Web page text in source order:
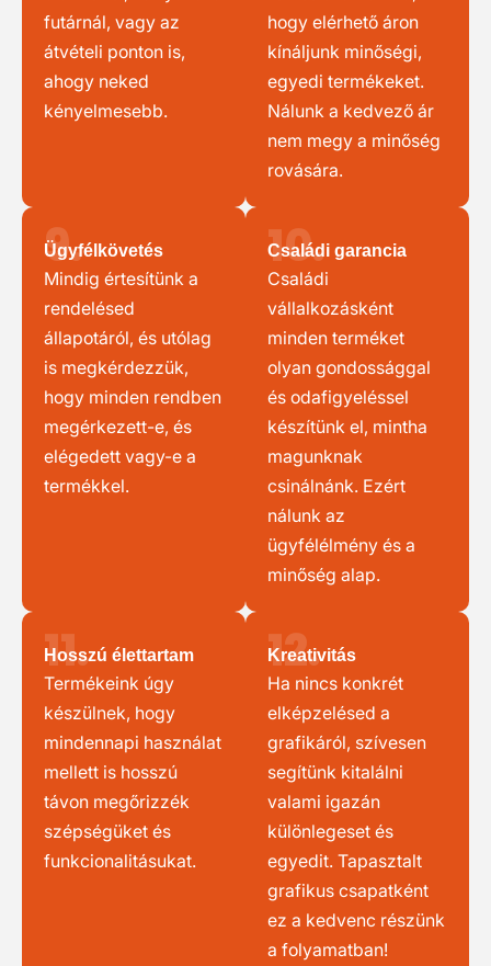
futárnál, vagy az
átvételi ponton is,
ahogy neked
kényelmesebb.
hogy elérhető áron
kínáljunk minőségi,
egyedi termékeket.
Nálunk a kedvező ár
nem megy a minőség
rovására.
9.
Ügyfélkövetés
Mindig értesítünk a
rendelésed
állapotáról, és utólag
is megkérdezzük,
hogy minden rendben
megérkezett-e, és
elégedett vagy-e a
termékkel.
10.
Családi garancia
Családi
vállalkozásként
minden terméket
olyan gondossággal
és odafigyeléssel
készítünk el, mintha
magunknak
csinálnánk. Ezért
nálunk az
ügyfélélmény és a
minőség alap.
11.
Hosszú élettartam
Termékeink úgy
készülnek, hogy
mindennapi használat
mellett is hosszú
távon megőrizzék
szépségüket és
funkcionalitásukat.
12.
Kreativitás
Ha nincs konkrét
elképzelésed a
grafikáról, szívesen
segítünk kitalálni
valami igazán
különlegeset és
egyedit. Tapasztalt
grafikus csapatként
ez a kedvenc részünk
a folyamatban!